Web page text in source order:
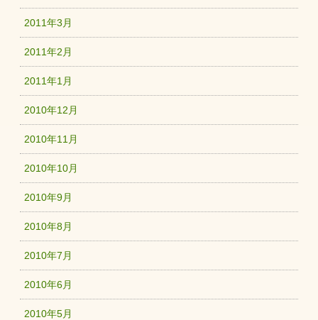
2011年3月
2011年2月
2011年1月
2010年12月
2010年11月
2010年10月
2010年9月
2010年8月
2010年7月
2010年6月
2010年5月